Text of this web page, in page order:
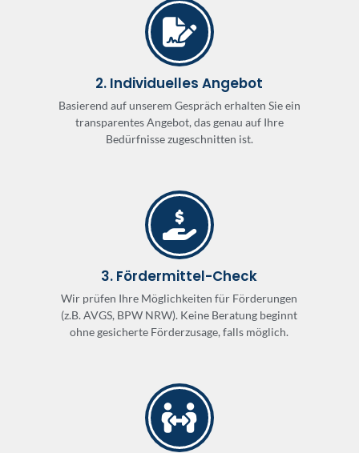
2. Individuelles Angebot
Basierend auf unserem Gespräch erhalten Sie ein
transparentes Angebot, das genau auf Ihre
Bedürfnisse zugeschnitten ist.
3. Fördermittel-Check
Wir prüfen Ihre Möglichkeiten für Förderungen
(z.B. AVGS, BPW NRW). Keine Beratung beginnt
ohne gesicherte Förderzusage, falls möglich.